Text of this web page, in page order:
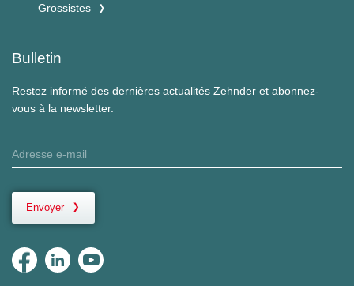
Grossistes
Bulletin
Restez informé des dernières actualités Zehnder et abonnez-
vous à la newsletter.
Envoyer